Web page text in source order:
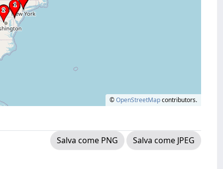
©OpenStreetMapcontributors.
Salva come PNG Salva come JPEG